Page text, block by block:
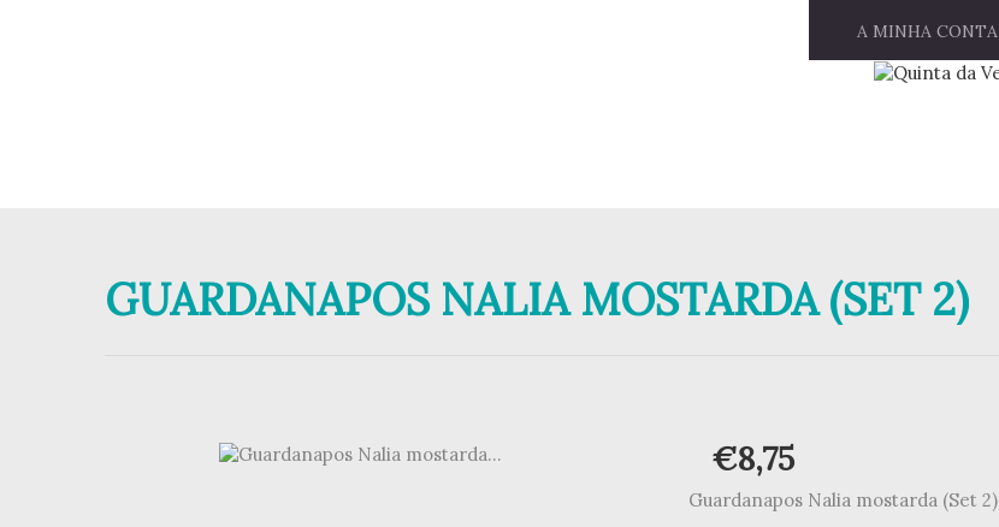
A MINHA CONTA
GUARDANAPOS NALIA MOSTARDA (SET 2)
€8,75
Guardanapos Nalia mostarda (Set 2)